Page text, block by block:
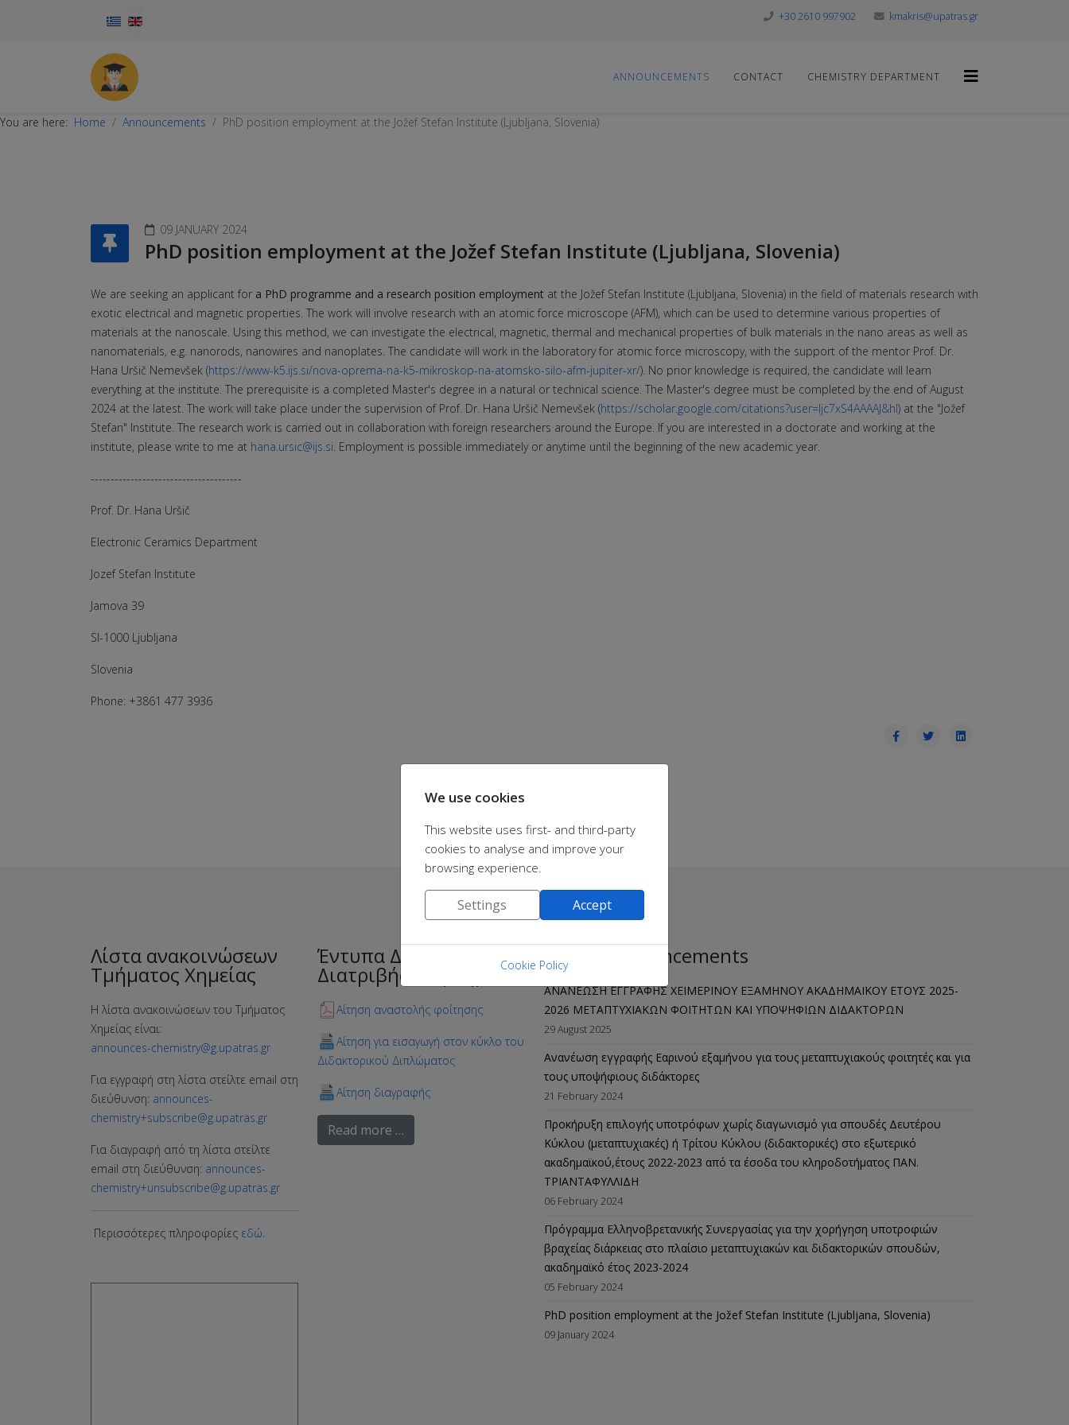
Select your language +30 2610 997902 kmakris@upatras.gr
ANNOUNCEMENTS CONTACT CHEMISTRY DEPARTMENT
You are here: Home Announcements PhD position employment at the Jožef Stefan Institute (Ljubljana, Slovenia)
09 JANUARY 2024
PhD position employment at the Jožef Stefan Institute (Ljubljana, Slovenia)
We are seeking an applicant for a PhD programme and a research position employment at the Jožef Stefan Institute (Ljubljana, Slovenia) in the field of materials research with
exotic electrical and magnetic properties. The work will involve research with an atomic force microscope (AFM), which can be used to determine various properties of
materials at the nanoscale. Using this method, we can investigate the electrical, magnetic, thermal and mechanical properties of bulk materials in the nano areas as well as
nanomaterials, e.g. nanorods, nanowires and nanoplates. The candidate will work in the laboratory for atomic force microscopy, with the support of the mentor Prof. Dr.
Hana Uršič Nemevšek (https://www-k5.ijs.si/nova-oprema-na-k5-mikroskop-na-atomsko-silo-afm-jupiter-xr/). No prior knowledge is required, the candidate will learn
everything at the institute. The prerequisite is a completed Master's degree in a natural or technical science. The Master's degree must be completed by the end of August
2024 at the latest. The work will take place under the supervision of Prof. Dr. Hana Uršič Nemevšek (https://scholar.google.com/citations?user=Ijc7xS4AAAAJ&hl) at the "Jožef
Stefan" Institute. The research work is carried out in collaboration with foreign researchers around the Europe. If you are interested in a doctorate and working at the
institute, please write to me at hana.ursic@ijs.si. Employment is possible immediately or anytime until the beginning of the new academic year.
--------------------------------------
Prof. Dr. Hana Uršič
Electronic Ceramics Department
Jozef Stefan Institute
Jamova 39
SI-1000 Ljubljana
Slovenia
Phone: +3861 477 3936
Λίστα ανακοινώσεων
Τμήματος Χημείας
Η λίστα ανακοινώσεων του Τμήματος
Χημείας είναι:
announces-chemistry@g.upatras.gr
Για εγγραφή στη λίστα στείλτε email στη
διεύθυνση: announces-
chemistry+subscribe@g.upatras.gr
Για διαγραφή από τη λίστα στείλτε
email στη διεύθυνση: announces-
chemistry+unsubscribe@g.upatras.gr
Περισσότερες πληροφορίες εδώ.
Έντυπα Διδακτορικής
Διατριβής στη Χημεία
Αίτηση αναστολής φοίτησης
Αίτηση για εισαγωγή στον κύκλο του
Διδακτορικού Διπλώματος
Αίτηση διαγραφής
Read more …
Latest announcements
ΑΝΑΝΕΩΣΗ ΕΓΓΡΑΦΗΣ ΧΕΙΜΕΡΙΝΟΥ ΕΞΑΜΗΝΟΥ ΑΚΑΔΗΜΑΪΚΟΥ ΕΤΟΥΣ 2025-
2026 ΜΕΤΑΠΤΥΧΙΑΚΩΝ ΦΟΙΤΗΤΩΝ ΚΑΙ ΥΠΟΨΗΦΙΩΝ ΔΙΔΑΚΤΟΡΩΝ
29 August 2025
Ανανέωση εγγραφής Εαρινού εξαμήνου για τους μεταπτυχιακούς φοιτητές και για
τους υποψήφιους διδάκτορες
21 February 2024
Προκήρυξη επιλογής υποτρόφων χωρίς διαγωνισμό για σπουδές Δευτέρου
Κύκλου (μεταπτυχιακές) ή Τρίτου Κύκλου (διδακτορικές) στο εξωτερικό
ακαδημαϊκού,έτους 2022-2023 από τα έσοδα του κληροδοτήματος ΠΑΝ.
ΤΡΙΑΝΤΑΦΥΛΛΙΔΗ
06 February 2024
Πρόγραμμα Ελληνοβρετανικής Συνεργασίας για την χορήγηση υποτροφιών
βραχείας διάρκειας στο πλαίσιο μεταπτυχιακών και διδακτορικών σπουδών,
ακαδημαϊκό έτος 2023-2024
05 February 2024
PhD position employment at the Jožef Stefan Institute (Ljubljana, Slovenia)
09 January 2024
We use cookies
This website uses first- and third-party
cookies to analyse and improve your
browsing experience.
Settings Accept
Cookie Policy